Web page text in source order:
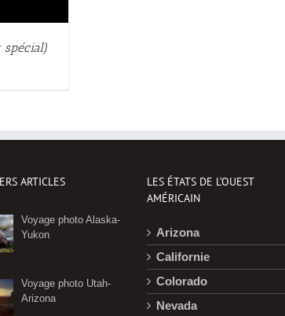
spécial)
ARTICLES
Voyage photo Alaska-
Yukon
Voyage photo Utah-
Arizona
LES ÉTATS DE L’OUEST
AMÉRICAIN
Arizona
Californie
Colorado
Nevada